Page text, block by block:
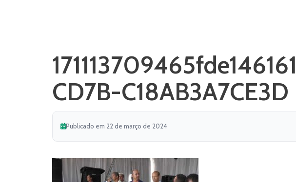
CD7B-C18AB3A7CE3D
Publicado em 22 de março de 2024